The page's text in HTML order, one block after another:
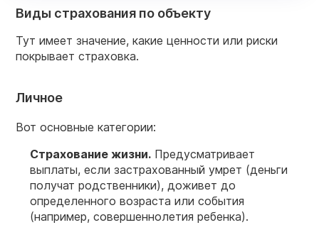
Виды страхования по объекту
Тут имеет значение, какие ценности или риски
покрывает страховка.
Личное
Вот основные категории:
Страхование жизни. Предусматривает
выплаты, если застрахованный умрет (деньги
получат родственники), доживет до
определенного возраста или события
(например, совершеннолетия ребенка).